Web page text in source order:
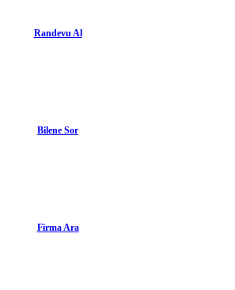
Randevu Al
Bilene Sor
Firma Ara